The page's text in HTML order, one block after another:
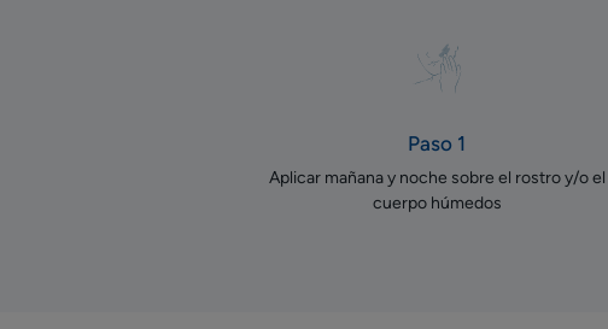
Paso 1
Aplicar mañana y noche sobre el rostro y/o el
cuerpo húmedos